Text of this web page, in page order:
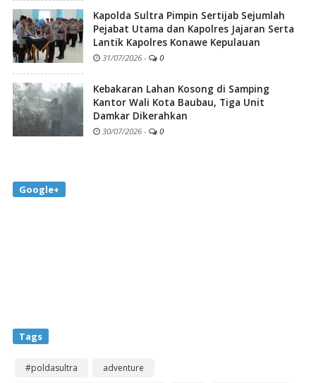
Kapolda Sultra Pimpin Sertijab Sejumlah
Pejabat Utama dan Kapolres Jajaran Serta
Lantik Kapolres Konawe Kepulauan
31/07/2026 - 0
Kebakaran Lahan Kosong di Samping
Kantor Wali Kota Baubau, Tiga Unit
Damkar Dikerahkan
30/07/2026 - 0
Google+
Tags
#poldasultra
adventure